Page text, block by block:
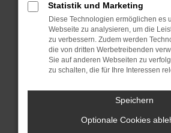
deine Suchmaschine?
Prüfe deine
Manche Erweiterungen,
Werbeblocker, können
bestimmter Seiten
Funktioniert die Seite in
Browser oder in einem
Starte dein Gerät neu.
Statistik und Marketing
Diese Technologien ermöglichen es
Webseite zu analysieren, um die
zu verbessern. Zudem werden
die von dritten Werbetreibenden
Sie auf anderen Webseiten zu
zu schalten, die für Ihre Interessen
Speichern
Optionale Cookies